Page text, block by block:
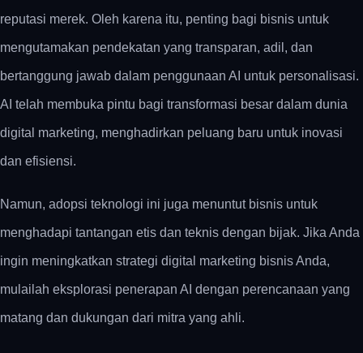
reputasi merek. Oleh karena itu, penting bagi bisnis untuk
mengutamakan pendekatan yang transparan, adil, dan
bertanggung jawab dalam penggunaan AI untuk personalisasi.
AI telah membuka pintu bagi transformasi besar dalam dunia
digital marketing, menghadirkan peluang baru untuk inovasi
dan efisiensi.
Namun, adopsi teknologi ini juga menuntut bisnis untuk
menghadapi tantangan etis dan teknis dengan bijak. Jika Anda
ingin meningkatkan strategi digital marketing bisnis Anda,
mulailah eksplorasi penerapan AI dengan perencanaan yang
matang dan dukungan dari mitra yang ahli.